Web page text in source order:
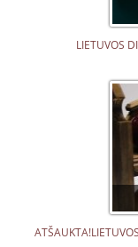
LIETUVOS